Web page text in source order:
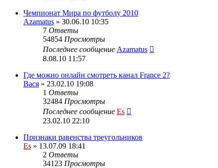
Чемпионат Мира по футболу 2010
Azamatus » 30.06.10 10:35
7 Ответы
54854 Просмотры
Последнее сообщение Azamatus
8.08.10 11:57
Где можно онлайн смотреть канал France 2?
Вася » 23.02.10 19:08
1 Ответы
32484 Просмотры
Последнее сообщение Es
23.02.10 22:10
Признаки равенства треугольников
Es » 13.07.09 18:41
2 Ответы
34123 Просмотры